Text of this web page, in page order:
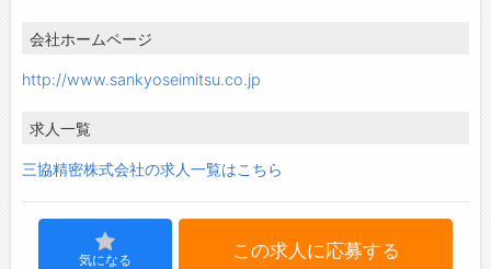
会社ホームページ
http://www.sankyoseimitsu.co.jp
求人一覧
三協精密株式会社の求人一覧はこちら
気になる この求人に応募する